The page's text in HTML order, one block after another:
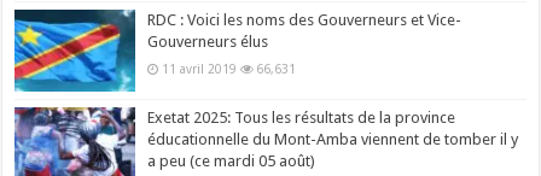
RDC : Voici les noms des Gouverneurs et Vice-
Gouverneurs élus
11 avril 2019 66,631
Exetat 2025: Tous les résultats de la province
éducationnelle du Mont-Amba viennent de tomber il y
a peu (ce mardi 05 août)